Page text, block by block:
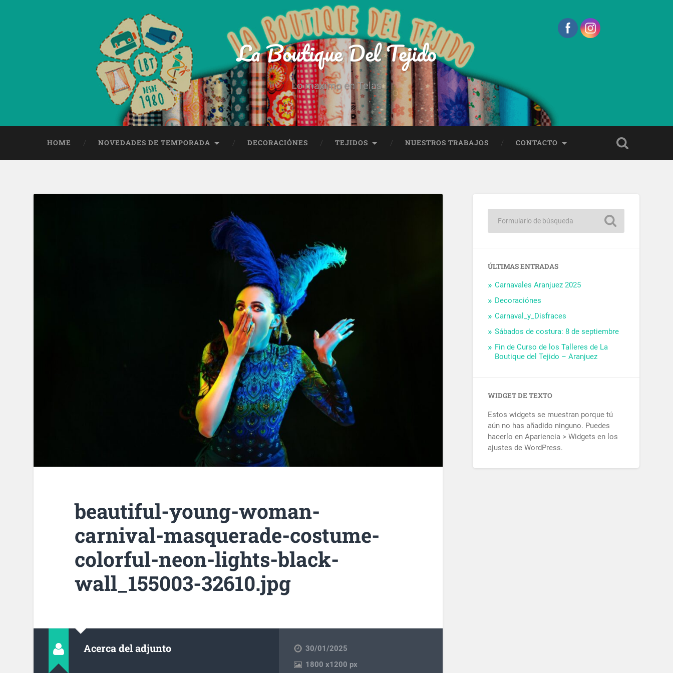
La Boutique Del Tejido
Lo maximo en Telas
HOME NOVEDADES DE TEMPORADA DECORACIÓNES TEJIDOS NUESTROS TRABAJOS CONTACTO
beautiful-young-woman-
carnival-masquerade-costume-
colorful-neon-lights-black-
wall_155003-32610.jpg
Acerca del adjunto
30/01/2025
1800x1200 px
ÚLTIMAS ENTRADAS
Carnavales Aranjuez 2025
Decoraciónes
Carnaval_y_Disfraces
Sábados de costura: 8 de septiembre
Fin de Curso de los Talleres de La
Boutique del Tejido – Aranjuez
WIDGET DE TEXTO
Estos widgets se muestran porque tú
aún no has añadido ninguno. Puedes
hacerlo en Apariencia > Widgets en los
ajustes de WordPress.